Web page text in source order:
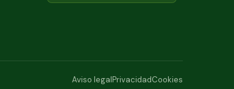
Aviso legalPrivacidadCookies